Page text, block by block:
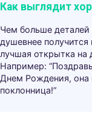
Как выглядит
Чем больше
душевнее
лучшая открытка на
Например:
Днем Рождения, она
поклонница!”